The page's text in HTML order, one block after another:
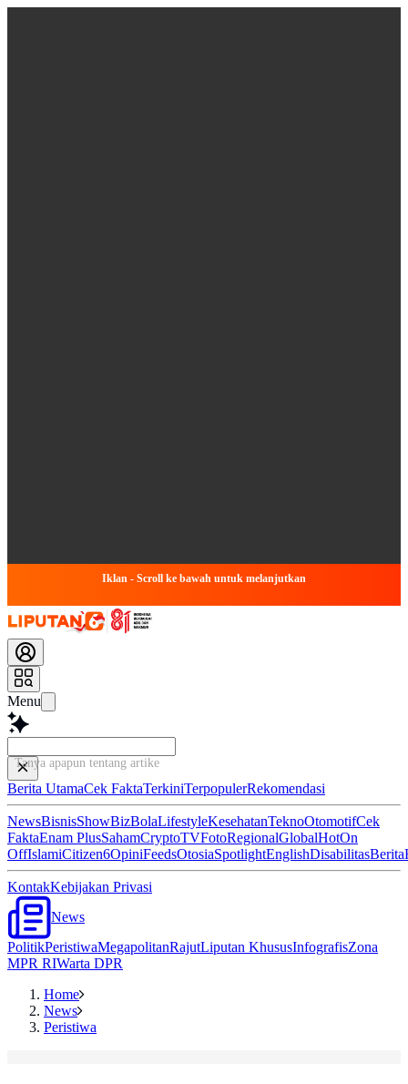
Iklan - Scroll ke bawah untuk melanjutkan
Menu
Tanya apapun tentang artikel ini...
Berita UtamaCek FaktaTerkiniTerpopulerRekomendasi
NewsBisnisShowBizBolaLifestyleKesehatanTeknoOtomotifCek
FaktaEnam PlusSahamCryptoTVFotoRegionalGlobalHotOn
OffIslamiCitizen6OpiniFeedsOtosiaSpotlightEnglishDisabilitasBerita
KontakKebijakan Privasi
News
PolitikPeristiwaMegapolitanRajutLiputan KhususInfografisZona
MPR RIWarta DPR
Home
News
Peristiwa